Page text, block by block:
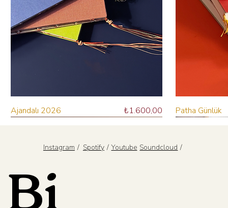
Ajandalı 2026 Fiyat
₺1.600,00 Patha Günlük
Instagram / Spotify /
Youtube
/ Soundcloud
Bi